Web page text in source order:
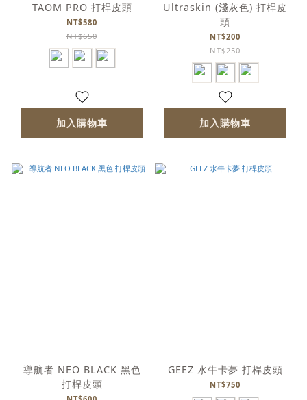
TAOM PRO 打桿皮頭
NT$580
NT$650
加入購物車
Ultraskin (淺灰色) 打桿皮
頭
NT$200
NT$250
加入購物車
導航者 NEO BLACK 黑色
打桿皮頭
GEEZ 水牛卡夢 打桿皮頭
NT$750